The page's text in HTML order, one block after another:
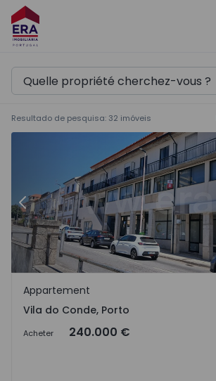
Resultado de pesquisa: 32 imóveis
Appartement T1 Vila do Conde -
Précédent
Vila do Conde, Porto
Appartement
Vila do Conde, Porto
Acheter 240.000 €